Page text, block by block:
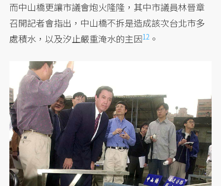
而中山橋更讓市議會炮火隆隆，其中市議員林晉章
召開記者會指出，中山橋不拆是造成該次台北市多
處積水， 以及汐止嚴重淹水的主因12 。